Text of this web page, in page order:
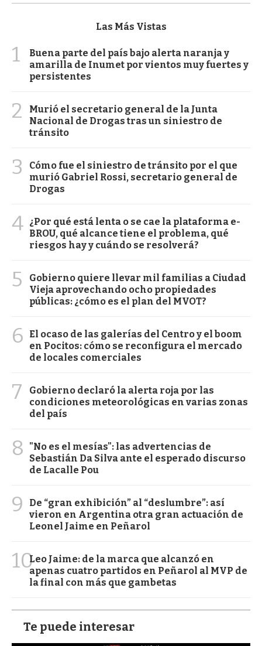
Las Más Vistas
1
Buena parte del país bajo alerta naranja y
amarilla de Inumet por vientos muy fuertes y
persistentes
2
Murió el secretario general de la Junta
Nacional de Drogas tras un siniestro de
tránsito
3
Cómo fue el siniestro de tránsito por el que
murió Gabriel Rossi, secretario general de
Drogas
4 ¿Por qué está lenta o se cae la plataforma e-
BROU, qué alcance tiene el problema, qué
riesgos hay y cuándo se resolverá?
5
Gobierno quiere llevar mil familias a Ciudad
Vieja aprovechando ocho propiedades
públicas: ¿cómo es el plan del MVOT?
6
El ocaso de las galerías del Centro y el boom
en Pocitos: cómo se reconfigura el mercado
de locales comerciales
7
Gobierno declaró la alerta roja por las
condiciones meteorológicas en varias zonas
del país
8
"No es el mesías": las advertencias de
Sebastián Da Silva ante el esperado discurso
de Lacalle Pou
9
De “gran exhibición” al “deslumbre”: así
vieron en Argentina otra gran actuación de
Leonel Jaime en Peñarol
10Leo Jaime: de la marca que alcanzó en
apenas cuatro partidos en Peñarol al MVP de
la final con más que gambetas
Te puede interesar